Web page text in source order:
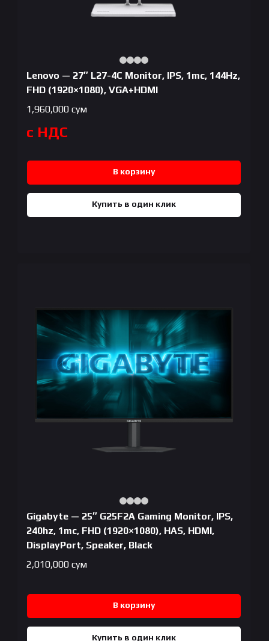
Lenovo — 27″ L27-4C Monitor, IPS, 1mc, 144Hz,
FHD (1920×1080), VGA+HDMI
1,960,000 сум
с НДС
В корзину
Купить в один клик
Gigabyte — 25″ G25F2A Gaming Monitor, IPS,
240hz, 1mc, FHD (1920×1080), HAS, HDMI,
DisplayPort, Speaker, Black
2,010,000 сум
В корзину
Купить в один клик